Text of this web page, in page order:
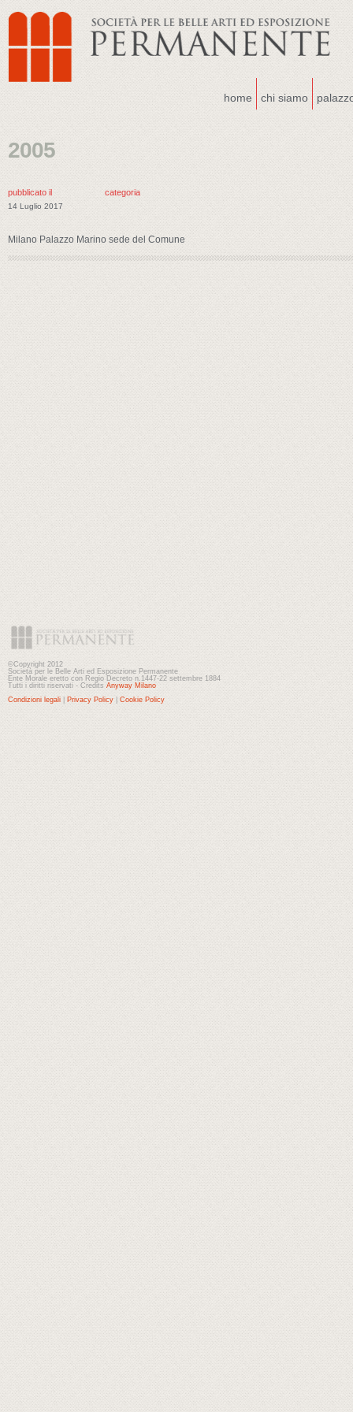
home chi siamo
2005
pubblicato il
14 Luglio 2017
categoria
Milano Palazzo Marino sede del Comune
©Copyright 2012
Società per le Belle Arti ed Esposizione Permanente
Ente Morale eretto con Regio Decreto n.1447-22 settembre 1884
Tutti i diritti riservati - Credits Anyway Milano
Condizioni legali
Privacy Policy Cookie Policy